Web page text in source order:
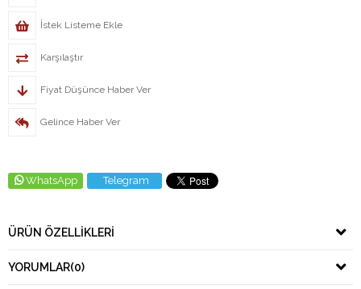
İstek Listeme Ekle
Karşılaştır
Fiyat Düşünce Haber Ver
Gelince Haber Ver
WhatsApp Telegram
ÜRÜN ÖZELLIKLERI
YORUMLAR(0)